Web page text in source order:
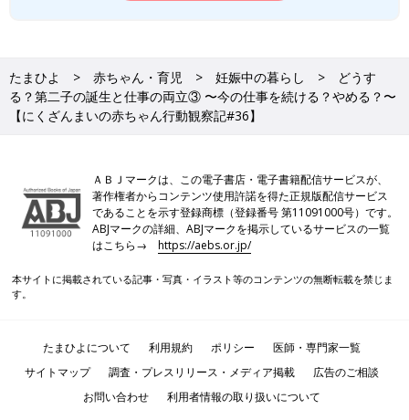
たまひよ 赤ちゃん・育児 妊娠中の暮らし
どうす
る？第二子の誕生と仕事の両立③ 〜今の仕事を続ける？やめる？〜
【にくざんまいの赤ちゃん行動観察記#36】
ＡＢＪマークは、この電子書店・電子書籍配信サービスが、
著作権者からコンテンツ使用許諾を得た正規版配信サービス
であることを示す登録商標（登録番号 第11091000号）です。
ABJマークの詳細、ABJマークを掲示しているサービスの一覧
はこちら→https://aebs.or.jp/
本サイトに掲載されている記事・写真・イラスト等のコンテンツの無断転載を禁じま
す。
たまひよについて 利用規約 ポリシー
医師・専門家一覧
サイトマップ
調査・プレスリリース・メディア掲載
広告のご相談
お問い合わせ
利用者情報の取り扱いについて